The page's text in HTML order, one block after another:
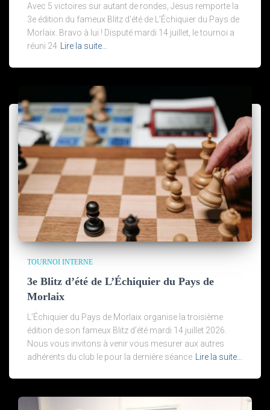
Avec 5 victoires sur autant de rondes, Jesus remporte la
3e édition du fameux Blitz d’été de L’Échiquier du Pays de
Morlaix. Bravo à lui ! Disputé mardi 14 juillet, le tournoi a
réuni 24
Lire la suite…
TOURNOI INTERNE
3e Blitz d’été de L’Échiquier du Pays de
Morlaix
L’Échiquier du Pays de Morlaix organise la troisième
édition de son fameux Blitz d’été mardi 14 juillet 2026.
Nous vous invitons à venir vous mesurer aux autres
adhérents du club le pour la dernière séance Lire la suite…